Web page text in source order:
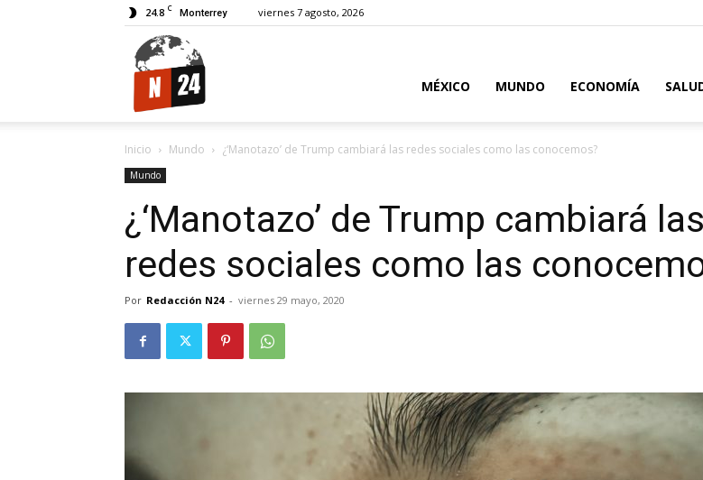
24.8 C Monterrey viernes 7 agosto, 2026
MÉXICO MUNDO ECONOMÍA
Inicio Mundo ¿‘Manotazo’ de Trump cambiará las redes sociales como las conocemos?
Mundo
¿‘Manotazo’ de Trump cambiará las
redes sociales como las
Por Redacción N24 - viernes 29 mayo, 2020